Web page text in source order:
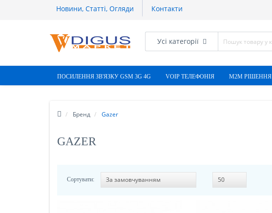
Новини, Статті, Огляди Контакти
Усі категорії
ПОСИЛЕННЯ ЗВ'ЯЗКУ GSM 3G 4G VOIP ТЕЛЕФОНІЯ М2М РІШЕННЯ
Бренд Gazer
GAZER
Сортувати: